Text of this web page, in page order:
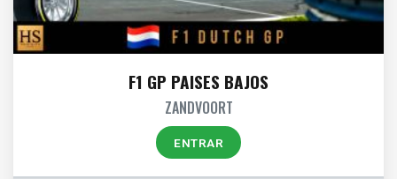
F1 GP PAISES BAJOS
ZANDVOORT
ENTRAR